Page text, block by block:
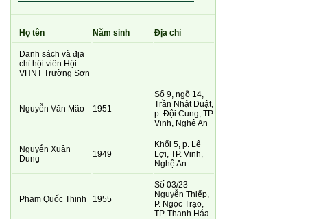
Họ tên Năm sinh Địa chỉ
Danh sách và địa
chỉ hội viên Hội
VHNT Trường Sơn
Nguyễn Văn Mão 1951
Số 9, ngõ 14,
Trần Nhật Duật,
p. Đội Cung, TP.
Vinh, Nghệ An
Nguyễn Xuân
Dung
1949
Khối 5, p. Lê
Lợi, TP. Vinh,
Nghệ An
Phạm Quốc Thịnh 1955
Số 03/23
Nguyễn Thiếp,
P. Ngọc Trạo,
TP. Thanh Háa